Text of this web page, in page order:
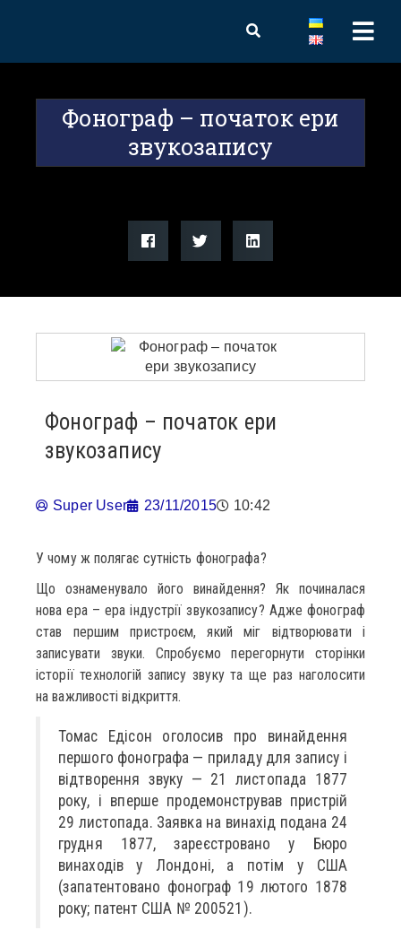
Фонограф – початок ери
звукозапису
Фонограф – початок ери
звукозапису
Super User 23/11/2015 10:42
У чому ж полягає сутність фонографа?
Що ознаменувало його винайдення? Як починалася
нова ера – ера індустрії звукозапису? Адже фонограф
став першим пристроєм, який міг відтворювати і
записувати звуки. Спробуємо перегорнути сторінки
історії технологій запису звуку та ще раз наголосити
на важливості відкриття.
Томас Едісон оголосив про винайдення
першого фонографа — приладу для запису і
відтворення звуку — 21 листопада 1877
року, і вперше продемонстрував пристрій
29 листопада. Заявка на винахід подана 24
грудня 1877, зареєстровано у Бюро
винаходів у Лондоні, а потім у США
(запатентовано фонограф 19 лютого 1878
року; патент США № 200521).